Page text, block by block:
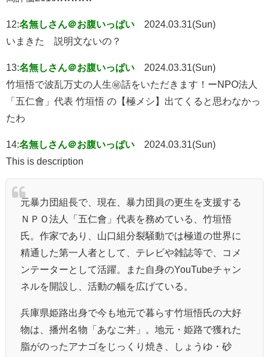
12:名無しさん＠お腹いっぱい
2024.03.31(Sun)
いまきた 説明文ないの？
13:名無しさん＠お腹いっぱい
2024.03.31(Sun)
竹垣悟で波乱万丈の人生㊙話をいただきます！ーNPO法人
「五仁會」代表 竹垣悟 の【極メシ】出てくると思わなかっ
たわ
14:名無しさん＠お腹いっぱい
2024.03.31(Sun)
This is description
元暴力団組長で、現在、暴力団員の更生を支援する
ＮＰＯ法人「五仁會」代表を務めている、竹垣悟
氏。作家であり、山口組分裂騒動では極道の世界に
精通した第一人者として、テレビや雑誌等で、コメ
ンテーターとして活躍。また自身のYouTubeチャン
ネルを開設し、活動の幅を広げている。
兵庫県姫路出身で今も地元で暮らす竹垣悟氏の大好
物は、播州名物「あなご丼」。地元・姫路で獲れた
脂がのったアナゴをじっくり焼き、しょうゆ・砂